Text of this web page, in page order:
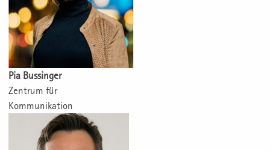
Pia Bussinger
Zentrum für
Kommunikation